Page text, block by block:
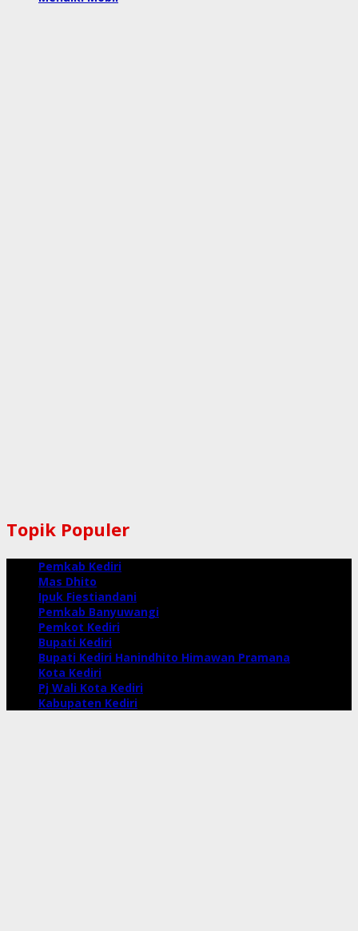
Topik Populer
Pemkab Kediri
Mas Dhito
Ipuk Fiestiandani
Pemkab Banyuwangi
Pemkot Kediri
Bupati Kediri
Bupati Kediri Hanindhito Himawan Pramana
Kota Kediri
Pj Wali Kota Kediri
Kabupaten Kediri